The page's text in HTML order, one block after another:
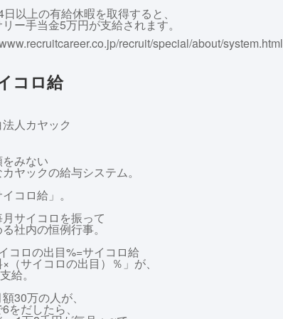
以上の有給休暇を取得すると、
ー手当金5万円が支給されます。
recruit/special/about/system.html
ロ給
人カヤック
みない
ヤックの給与システム。
コロ給」。
サイコロを振って
社内の恒例行事。
コロの出目%=サイコロ給
（サイコロの出目）％」が、
給。
30万の人が、
をだしたら、